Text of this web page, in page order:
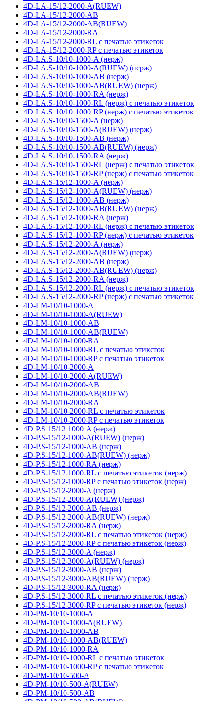
4D-LA-15/12-2000-A(RUEW)
4D-LA-15/12-2000-AB
4D-LA-15/12-2000-AB(RUEW)
4D-LA-15/12-2000-RA
4D-LA-15/12-2000-RL с печатью этикеток
4D-LA-15/12-2000-RP с печатью этикеток
4D-LA.S-10/10-1000-A (нерж)
4D-LA.S-10/10-1000-A(RUEW) (нерж)
4D-LA.S-10/10-1000-AB (нерж)
4D-LA.S-10/10-1000-AB(RUEW) (нерж)
4D-LA.S-10/10-1000-RA (нерж)
4D-LA.S-10/10-1000-RL (нерж) с печатью этикеток
4D-LA.S-10/10-1000-RP (нерж) с печатью этикеток
4D-LA.S-10/10-1500-A (нерж)
4D-LA.S-10/10-1500-A(RUEW) (нерж)
4D-LA.S-10/10-1500-AB (нерж)
4D-LA.S-10/10-1500-AB(RUEW) (нерж)
4D-LA.S-10/10-1500-RA (нерж)
4D-LA.S-10/10-1500-RL (нерж) с печатью этикеток
4D-LA.S-10/10-1500-RP (нерж) с печатью этикеток
4D-LA.S-15/12-1000-A (нерж)
4D-LA.S-15/12-1000-A(RUEW) (нерж)
4D-LA.S-15/12-1000-AB (нерж)
4D-LA.S-15/12-1000-AB(RUEW) (нерж)
4D-LA.S-15/12-1000-RA (нерж)
4D-LA.S-15/12-1000-RL (нерж) с печатью этикеток
4D-LA.S-15/12-1000-RP (нерж) с печатью этикеток
4D-LA.S-15/12-2000-A (нерж)
4D-LA.S-15/12-2000-A(RUEW) (нерж)
4D-LA.S-15/12-2000-AB (нерж)
4D-LA.S-15/12-2000-AB(RUEW) (нерж)
4D-LA.S-15/12-2000-RA (нерж)
4D-LA.S-15/12-2000-RL (нерж) с печатью этикеток
4D-LA.S-15/12-2000-RP (нерж) с печатью этикеток
4D-LM-10/10-1000-A
4D-LM-10/10-1000-A(RUEW)
4D-LM-10/10-1000-AB
4D-LM-10/10-1000-AB(RUEW)
4D-LM-10/10-1000-RA
4D-LM-10/10-1000-RL с печатью этикеток
4D-LM-10/10-1000-RP с печатью этикеток
4D-LM-10/10-2000-A
4D-LM-10/10-2000-A(RUEW)
4D-LM-10/10-2000-AB
4D-LM-10/10-2000-AB(RUEW)
4D-LM-10/10-2000-RA
4D-LM-10/10-2000-RL с печатью этикеток
4D-LM-10/10-2000-RP с печатью этикеток
4D-P.S-15/12-1000-A (нерж)
4D-P.S-15/12-1000-A(RUEW) (нерж)
4D-P.S-15/12-1000-AB (нерж)
4D-P.S-15/12-1000-AB(RUEW) (нерж)
4D-P.S-15/12-1000-RA (нерж)
4D-P.S-15/12-1000-RL с печатью этикеток (нерж)
4D-P.S-15/12-1000-RP с печатью этикеток (нерж)
4D-P.S-15/12-2000-A (нерж)
4D-P.S-15/12-2000-A(RUEW) (нерж)
4D-P.S-15/12-2000-AB (нерж)
4D-P.S-15/12-2000-AB(RUEW) (нерж)
4D-P.S-15/12-2000-RA (нерж)
4D-P.S-15/12-2000-RL с печатью этикеток (нерж)
4D-P.S-15/12-2000-RP с печатью этикеток (нерж)
4D-P.S-15/12-3000-A (нерж)
4D-P.S-15/12-3000-A(RUEW) (нерж)
4D-P.S-15/12-3000-AB (нерж)
4D-P.S-15/12-3000-AB(RUEW) (нерж)
4D-P.S-15/12-3000-RA (нерж)
4D-P.S-15/12-3000-RL с печатью этикеток (нерж)
4D-P.S-15/12-3000-RP с печатью этикеток (нерж)
4D-PM-10/10-1000-A
4D-PM-10/10-1000-A(RUEW)
4D-PM-10/10-1000-AB
4D-PM-10/10-1000-AB(RUEW)
4D-PM-10/10-1000-RA
4D-PM-10/10-1000-RL с печатью этикеток
4D-PM-10/10-1000-RP с печатью этикеток
4D-PM-10/10-500-A
4D-PM-10/10-500-A(RUEW)
4D-PM-10/10-500-AB